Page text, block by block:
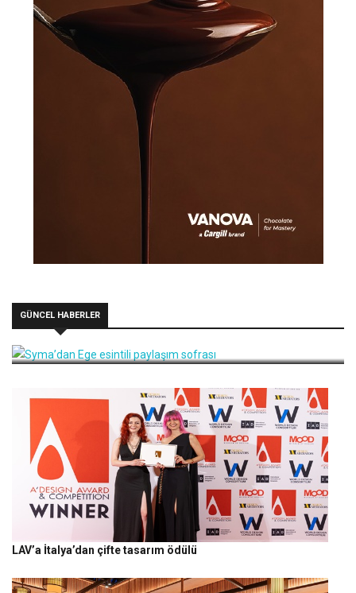
GÜNCEL HABERLER
Syma’dan Ege esintili paylaşım sofrası
LAV’a İtalya’dan çifte tasarım ödülü